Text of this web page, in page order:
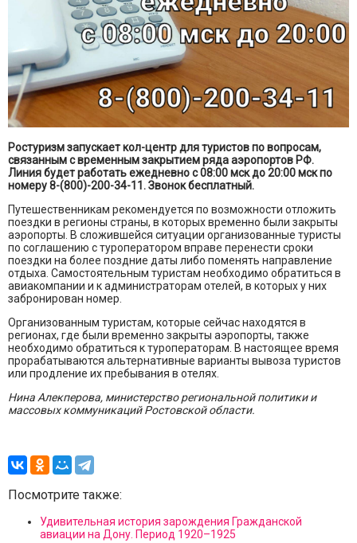
Ростуризм запускает кол-центр для туристов по вопросам,
связанным с временным закрытием ряда аэропортов РФ.
Линия будет работать ежедневно с 08:00 мск до 20:00 мск по
номеру 8-(800)-200-34-11. Звонок бесплатный.
Путешественникам рекомендуется по возможности отложить
поездки в регионы страны, в которых временно были закрыты
аэропорты. В сложившейся ситуации организованные туристы
по соглашению с туроператором вправе перенести сроки
поездки на более поздние даты либо поменять направление
отдыха. Самостоятельным туристам необходимо обратиться в
авиакомпании и к администраторам отелей, в которых у них
забронирован номер.
Организованным туристам, которые сейчас находятся в
регионах, где были временно закрыты аэропорты, также
необходимо обратиться к туроператорам. В настоящее время
прорабатываются альтернативные варианты вывоза туристов
или продление их пребывания в отелях.
Нина Алекперова, министерство региональной политики и
массовых коммуникаций Ростовской области.
Посмотрите также:
Удивительная история зарождения Гражданской
авиации на Дону. Период 1920–1925